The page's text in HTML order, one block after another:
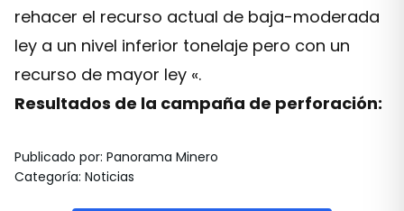
rehacer el recurso actual de baja-moderada
ley a un nivel inferior tonelaje pero con un
recurso de mayor ley «.
Resultados de la campaña de perforación:
Publicado por: Panorama Minero
Categoría: Noticias